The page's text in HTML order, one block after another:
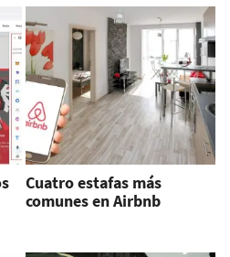
Cuatro estafas más
comunes en Airbnb